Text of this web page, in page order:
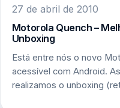
27 de abril de 2010
Motorola Quench –
Unboxing
Está entre nós o novo
acessível com Android.
realizamos o unboxing